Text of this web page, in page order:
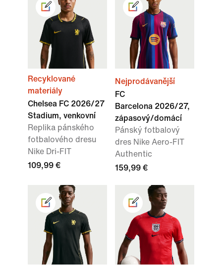
Recyklované
materiály
Chelsea FC 2026/27
Stadium, venkovní
Replika pánského
fotbalového dresu
Nike Dri-FIT
109,99 €
Nejprodávanější
FC
Barcelona 2026/27,
zápasový/domácí
Pánský fotbalový
dres Nike Aero-FIT
Authentic
159,99 €